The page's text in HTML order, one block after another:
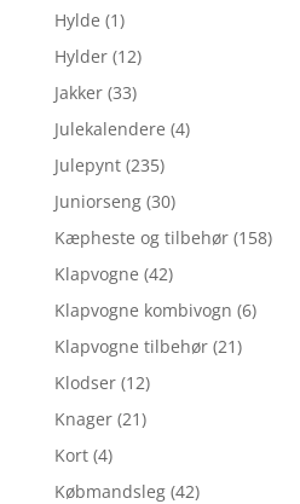
Hylde (1)
Hylder (12)
Jakker (33)
Julekalendere (4)
Julepynt (235)
Juniorseng (30)
Kæpheste og tilbehør (158)
Klapvogne (42)
Klapvogne kombivogn (6)
Klapvogne tilbehør (21)
Klodser (12)
Knager (21)
Kort (4)
Købmandsleg (42)